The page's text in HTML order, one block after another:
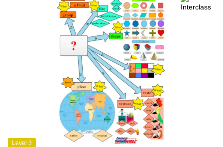
Level 3